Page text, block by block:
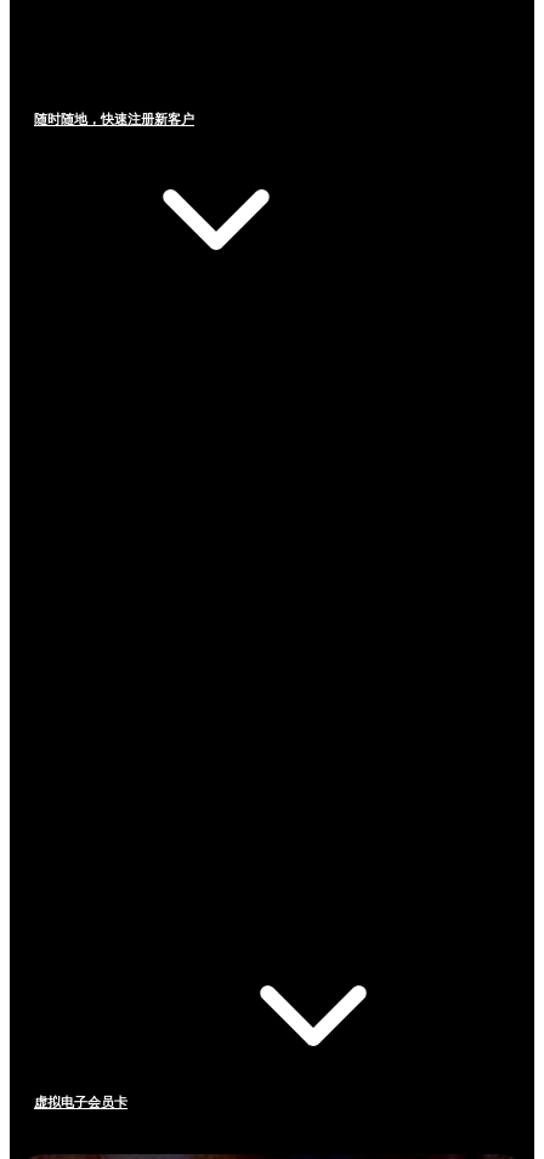
随时随地，快速注册新客户
虚拟电子会员卡